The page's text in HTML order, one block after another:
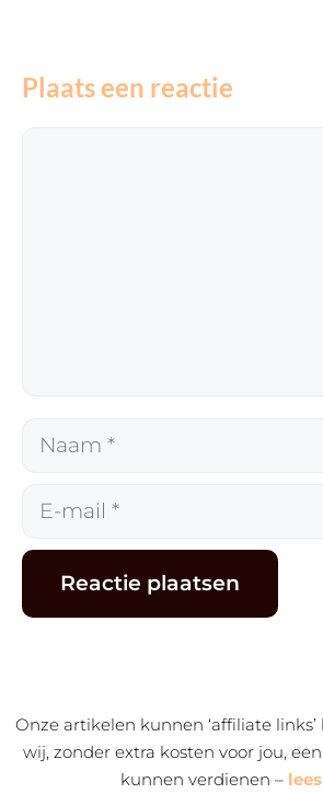
Plaats een reactie
Naam
E-
Onze artikelen kunnen ‘affiliate
wij, zonder extra kosten voor jou,
kunnen verdienen –